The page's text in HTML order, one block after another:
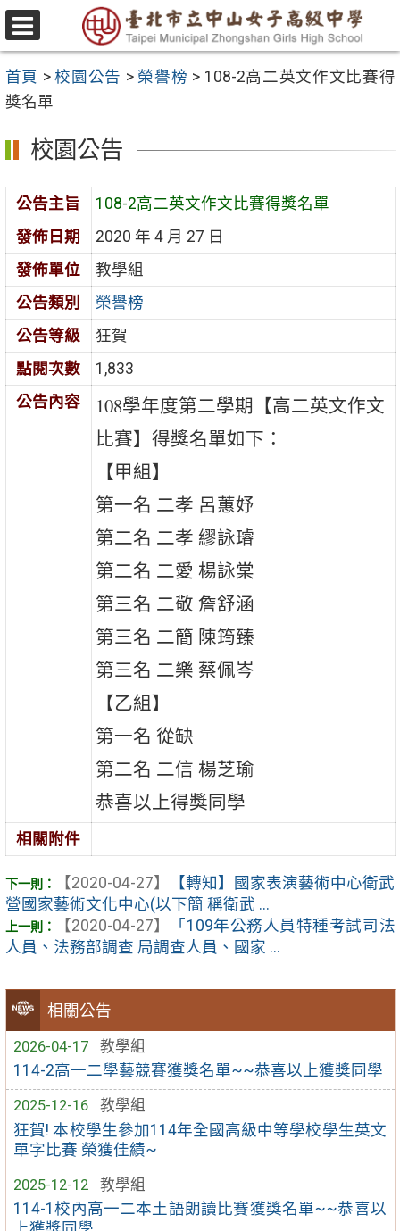
跳
至
要
內
容
區
選
單
首頁 >校園公告 > 榮譽榜 > 108-2高二英文作文比賽得
獎名單
相關公告
2026-04-17
教學組
114-2高一二學藝競賽獲獎名單~~恭喜以上獲獎同學
2025-12-16
教學組
狂賀! 本校學生參加114年全國高級中等學校學生英文
單字比賽 榮獲佳績~
2025-12-12
教學組
114-1校內高一二本土語朗讀比賽獲獎名單~~恭喜以
校園公告
公告主旨
108-2高二英文作文比賽得獎名單
發佈日期
2020 年 4 月 27 日
發佈單位
教學組
公告類別
榮譽榜
公告等級
狂賀
點閱次數
1,833
公告內容
108學年度第二學期【高二英文作文
比賽】得獎名單如下：
【甲組】
第一名 二孝 呂蕙妤
第二名 二孝 繆詠璿
第二名 二愛 楊詠棠
第三名 二敬 詹舒涵
第三名 二簡 陳筠臻
第三名 二樂 蔡佩岑
【乙組】
第一名 從缺
第二名 二信 楊芝瑜
恭喜以上得獎同學
相關附件
【2020-04-27】
【轉知】國家表演藝術中心衛武
營國家藝術文化中心(以下簡 稱衛武 ...
【2020-04-27】
「109年公務人員特種考試司法
人員、法務部調查 局調查人員、國家 ...